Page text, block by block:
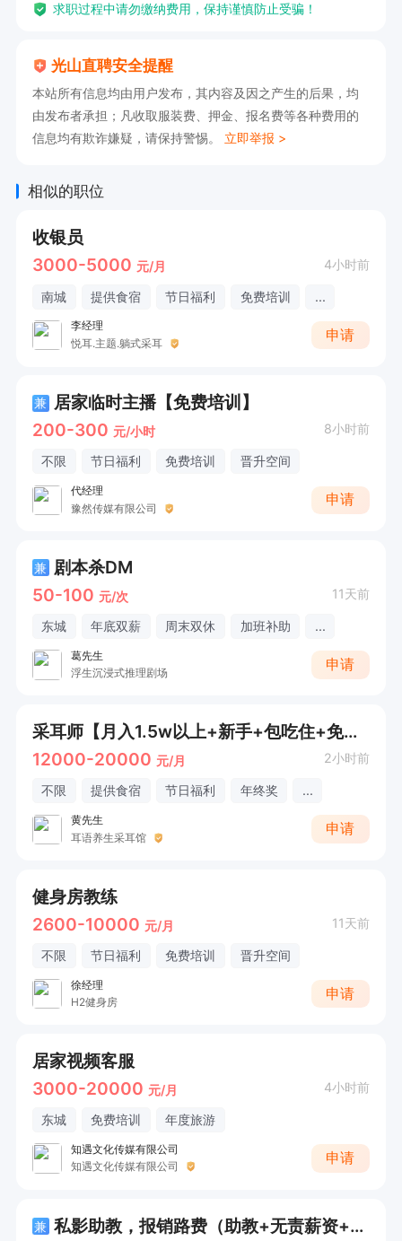
求职过程中请勿缴纳费用，保持谨慎防止受骗！
光山直聘安全提醒
本站所有信息均由用户发布，其内容及因之产生的后果，均
由发布者承担；凡收取服装费、押金、报名费等各种费用的
信息均有欺诈嫌疑，请保持警惕。 立即举报 >
相似的职位
收银员
3000-5000 元/月 4小时前
南城 提供食宿 节日福利 免费培训 ...
李经理
悦耳.主题.躺式采耳
申请
兼 居家临时主播【免费培训】
200-300 元/小时 8小时前
不限 节日福利 免费培训 晋升空间
代经理
豫然传媒有限公司
申请
兼 剧本杀DM
50-100 元/次 11天前
东城 年底双薪 周末双休 加班补助 ...
葛先生
浮生沉浸式推理剧场
申请
采耳师【月入1.5w以上+新手+包吃住+免费教学光山】
12000-20000 元/月 2小时前
不限 提供食宿 节日福利 年终奖 ...
黄先生
耳语养生采耳馆
申请
健身房教练
2600-10000 元/月 11天前
不限 节日福利 免费培训 晋升空间
徐经理
H2健身房
申请
居家视频客服
3000-20000 元/月 4小时前
东城 免费培训 年度旅游
知遇文化传媒有限公司
知遇文化传媒有限公司
申请
兼
私影助教，报销路费（助教+无责薪资+上午不上班）